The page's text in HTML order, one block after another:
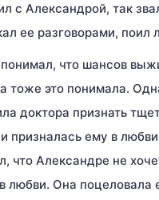
с Александрой, так
ее разговорами, поил
что шансов
тоже это понимала.
доктора признать
призналась ему в
что Александре не
любви. Она поцеловала